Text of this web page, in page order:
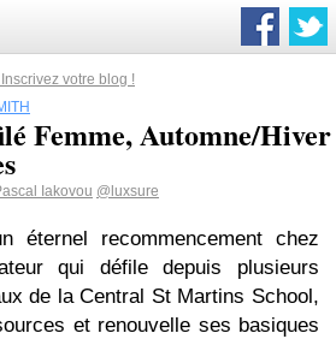
votre blog !
Femme, Automne/Hiver
Iakovou @luxsure
éternel recommencement chez
qui défile depuis plusieurs
de la Central St Martins School,
et renouvelle ses basiques